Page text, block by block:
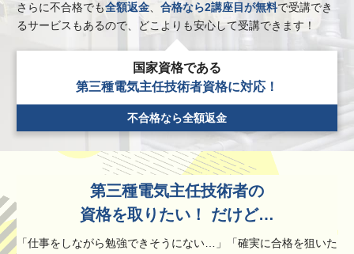
さらに不合格でも全額返金 合格なら2講座目が無料で受講でき
るサービスもあるので、どこよりも安心して受講できます！
国家資格である
第三種電気主任技術者資格に対応！
不合格なら全額返金
第三種電気主任技術者の
資格を取りたい！ だけど…
「仕事をしながら勉強できそうにない…」「確実に合格を狙いた